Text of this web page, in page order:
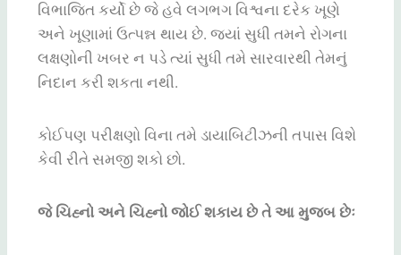
વિભાજિત કર્યો છે જે હવે લગભગ વિશ્વના દરેક ખૂણે
અને ખૂણામાં ઉત્પન્ન થાય છે. જ્યાં સુધી તમને રોગના
લક્ષણોની ખબર ન પડે ત્યાં સુધી તમે સારવારથી તેમનું
નિદાન કરી શકતા નથી.
કોઈપણ પરીક્ષણો વિના તમે ડાયાબિટીઝની તપાસ વિશે
કેવી રીતે સમજી શકો છો.
જે ચિહ્નો અને ચિહ્નો જોઈ શકાય છે તે આ મુજબ છેઃ